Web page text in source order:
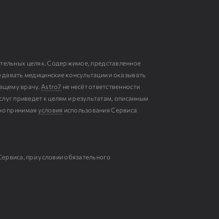
целях. Содержимое, представленное
медицинские консультации и оказывать
врачу. Astro7 не несёт ответственности
приведет к целям и результатам, описанным
принимая условия использования Сервиса
при условии обязательного